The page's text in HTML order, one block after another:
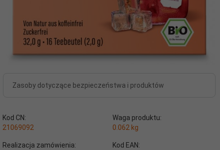
Zasoby dotyczące bezpieczeństwa i produktów
Kod CN:
21069092
Waga produktu:
0.062 kg
Realizacja zamówienia:
Kod EAN: